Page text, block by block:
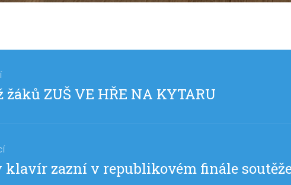
žáků ZUŠ VE HŘE NA KYTARU
klavír zazní v republikovém finále